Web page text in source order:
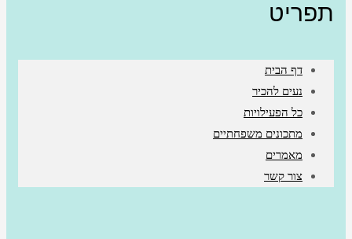
תפריט
דף הבית
נעים להכיר
כל הפעילויות
מתכונים משפחתיים
מאמרים
צור קשר